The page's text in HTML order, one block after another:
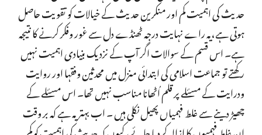
حدیث کی اہمیت کم اور منکرین حدیث کے خیالات کو تقویت حاصل
ہوتی ہے،یہ راے نہایت درجہ ٹھنڈے دل سے غور وفکر کرنے کا نتیجہ
ہے۔ اس قسم کے سوالات اگر آپ کے نزدیک بنیادی اہمیت نہیں
رکھتے تو جماعت اسلامی کی ابتدائی منزل میں محدثین وفقہا اور روایت
ودرایت کے مسئلے پر قلم اُٹھانا مناسب نہیں تھا۔ اس مسئلے کے
چھیڑ دینے سے غلط فہمیاں پھیل نکلی ہیں ۔ اب بہتر یہ ہے کہ بر وقت